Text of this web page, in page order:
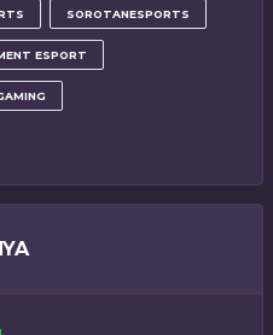
SOROTANESPORTS
ESPORT